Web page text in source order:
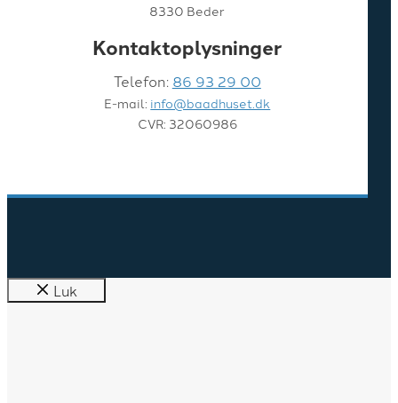
8330 Beder
Kontaktoplysninger
Telefon: 86 93 29 00
E-mail: info@baadhuset.dk
CVR: 32060986
Luk